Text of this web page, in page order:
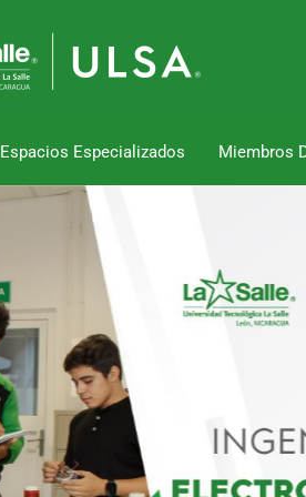
Espacios Especializados Miembros